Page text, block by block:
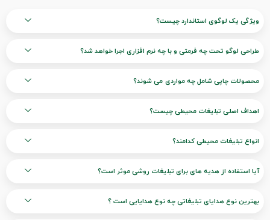
ویژگی یک لوگوی استاندارد چیست؟
طراحی لوگو تحت چه فرمتی و با چه نرم افزاری اجرا خواهد شد؟
محصولات چاپی شامل چه مواردی می شوند؟
اهداف اصلی تبلیغات محیطی چیست؟
انواع تبلیغات محیطی کدامند؟
آیا استفاده از هدیه های برای تبلیغات روشی موثر است؟
بهترین نوع هدایای تبلیغاتی چه نوع هدایایی است ؟